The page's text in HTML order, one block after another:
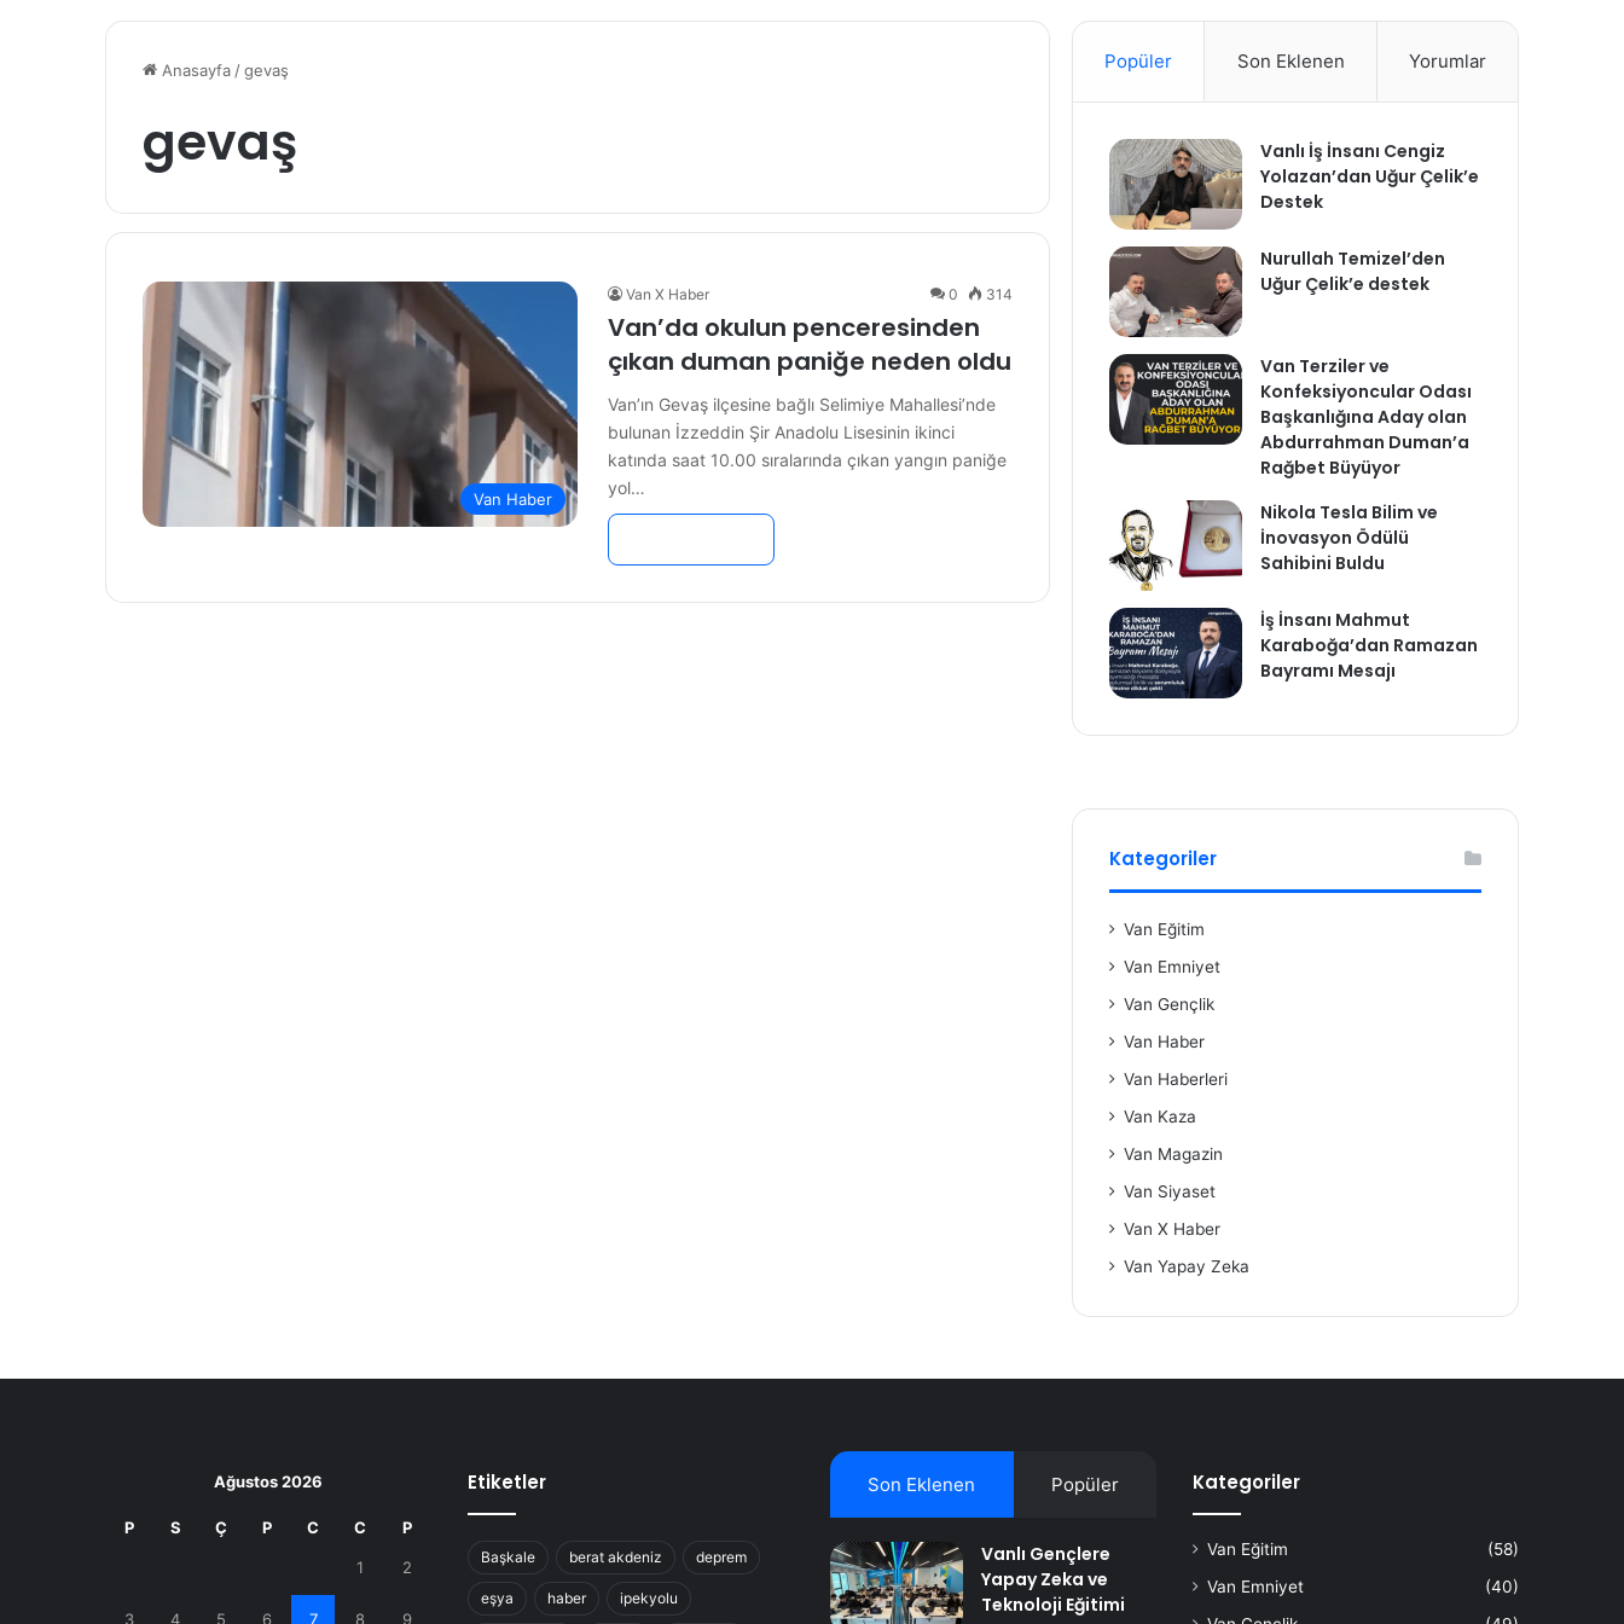
Anasayfa /gevaş
gevaş
Van Haber
Van X Haber 0 314
Van’da okulun penceresinden
çıkan duman paniğe neden oldu
Van’ın Gevaş ilçesine bağlı Selimiye Mahallesi’nde
bulunan İzzeddin Şir Anadolu Lisesinin ikinci
katında saat 10.00 sıralarında çıkan yangın paniğe
yol…
Popüler Son Eklenen Yorumlar
Vanlı İş İnsanı Cengiz
Yolazan’dan Uğur Çelik’e
Destek
Nurullah Temizel’den
Uğur Çelik’e destek
Van Terziler ve
Konfeksiyoncular Odası
Başkanlığına Aday olan
Abdurrahman Duman’a
Rağbet Büyüyor
Nikola Tesla Bilim ve
İnovasyon Ödülü
Sahibini Buldu
İş İnsanı Mahmut
Karaboğa’dan Ramazan
Bayramı Mesajı
Kategoriler
Van Eğitim
Van Emniyet
Van Gençlik
Van Haber
Van Haberleri
Van Kaza
Van Magazin
Van Siyaset
Van X Haber
Van Yapay Zeka
Ağustos 2026
P S Ç P C C P
1 2
3 4 5 6 7 8 9
Etiketler
Başkale berat akdeniz deprem
eşya haber ipekyolu
Son Eklenen Popüler
Vanlı Gençlere
Yapay Zeka ve
Teknoloji Eğitimi
Kategoriler
Van Eğitim
(58)
Van Emniyet
(40)